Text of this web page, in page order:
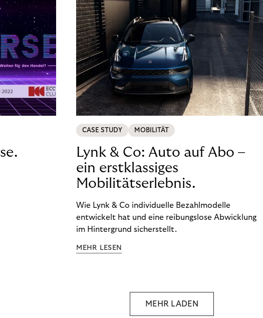
CASE STUDY MOBILITÄT
Lynk & Co: Auto auf Abo –
ein erstklassiges
Mobilitätserlebnis.
Wie Lynk & Co individuelle Bezahlmodelle
entwickelt hat und eine reibungslose Abwicklung
im Hintergrund sicherstellt.
MEHR LESEN
MEHR LADEN